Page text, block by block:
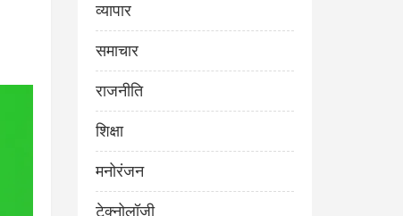
व्यापार
समाचार
राजनीति
शिक्षा
मनोरंजन
टेक्नोलॉजी